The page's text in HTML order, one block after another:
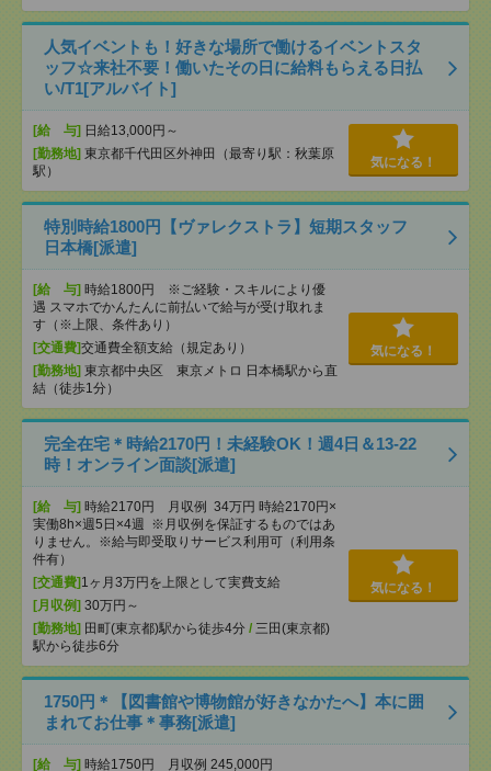
人気イベントも！好きな場所で働けるイベントスタ
ッフ☆来社不要！働いたその日に給料もらえる日払
い/T1[アルバイト]
[給 与] 日給13,000円～
[勤務地] 東京都千代田区外神田（最寄り駅：秋葉原
駅）
気になる！
特別時給1800円【ヴァレクストラ】短期スタッフ
日本橋[派遣]
[給 与] 時給1800円 ※ご経験・スキルにより優
遇 スマホでかんたんに前払いで給与が受け取れま
す（※上限、条件あり）
[交通費]交通費全額支給（規定あり）
[勤務地] 東京都中央区 東京メトロ 日本橋駅から直
結（徒歩1分）
気になる！
完全在宅＊時給2170円！未経験OK！週4日＆13-22
時！オンライン面談[派遣]
[給 与] 時給2170円 月収例 34万円 時給2170円×
実働8h×週5日×4週 ※月収例を保証するものではあ
りません。※給与即受取りサービス利用可（利用条
件有）
[交通費] 1ヶ月3万円を上限として実費支給
[月収例] 30万円～
[勤務地] 田町(東京都)駅から徒歩4分 / 三田(東京都)
駅から徒歩6分
気になる！
1750円＊【図書館や博物館が好きなかたへ】本に囲
まれてお仕事＊事務[派遣]
[給 与] 時給1750円 月収例 245,000円